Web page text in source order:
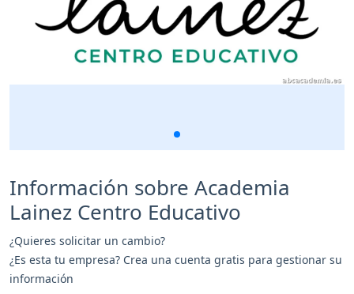
Información sobre Academia
Lainez Centro Educativo
¿Quieres solicitar un cambio?
¿Es esta tu empresa? Crea una cuenta gratis para gestionar su
información